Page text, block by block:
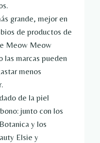
grande, mejor en
de productos de
Meow Meow
las marcas pueden
menos
de la piel
junto con los
y los
Elsie y